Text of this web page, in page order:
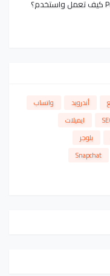
أندرويد
واتساب
ايميلات
بلوجر
Snapchat